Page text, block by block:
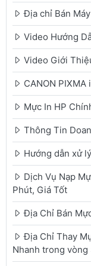
Địa chỉ Bán
Video Hướng
Video Giới
CANON
Mực In HP
Thông Tin
Hướng dẫn xử
Dịch Vụ Nạp
Phút, Giá Tốt
Địa Chỉ Bán
Địa Chỉ Thay
Nhanh trong